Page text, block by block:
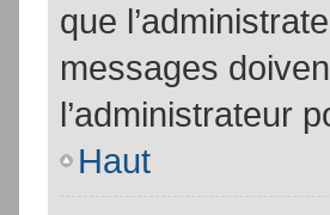
que
messages
l’administrateur
Haut